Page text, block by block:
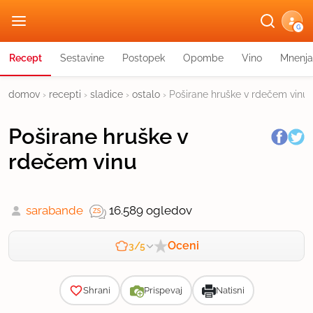
G
Recept Sestavine Postopek Opombe Vino Mnenja
domov › recepti › sladice › ostalo › Poširane hruške v rdečem vinu
Poširane hruške v
rdečem vinu
sarabande 16.589 ogledov
3/5 Oceni
Shrani Prispevaj Natisni